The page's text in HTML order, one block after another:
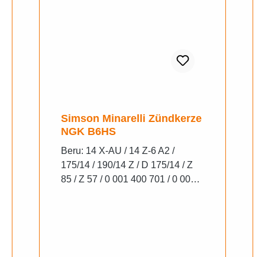
Simson Minarelli Zündkerze
NGK B6HS
Beru: 14 X-AU / 14 Z-6 A2 /
175/14 / 190/14 Z / D 175/14 / Z
85 / Z 57 / 0 001 400 701 / 0 001